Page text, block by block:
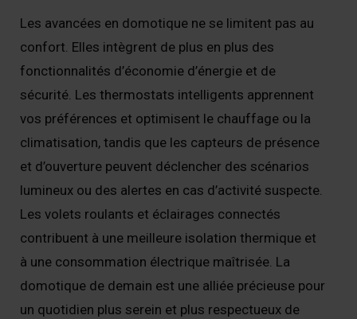
Les avancées en domotique ne se limitent pas au
confort. Elles intègrent de plus en plus des
fonctionnalités d’économie d’énergie et de
sécurité. Les thermostats intelligents apprennent
vos préférences et optimisent le chauffage ou la
climatisation, tandis que les capteurs de présence
et d’ouverture peuvent déclencher des scénarios
lumineux ou des alertes en cas d’activité suspecte.
Les volets roulants et éclairages connectés
contribuent à une meilleure isolation thermique et
à une consommation électrique maîtrisée. La
domotique de demain est une alliée précieuse pour
un quotidien plus serein et plus respectueux de